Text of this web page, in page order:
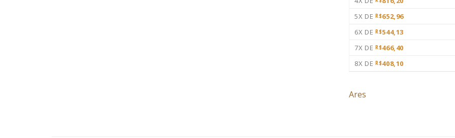
5X DE R$652,96
6X DE R$544,13
7X DE R$466,40
8X DE R$408,10
Ares